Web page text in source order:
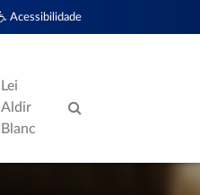
Acessibilidade
Lei
Aldir
Blanc